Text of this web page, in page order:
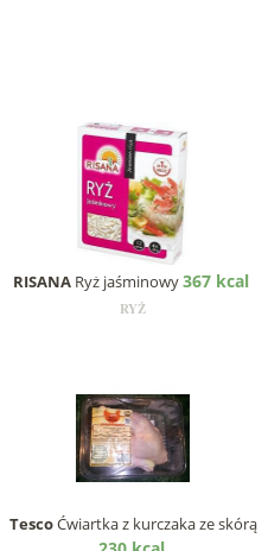
RISANA Ryż jaśminowy367 kcal
RYŻ
TescoĆwiartka z kurczaka ze skórą